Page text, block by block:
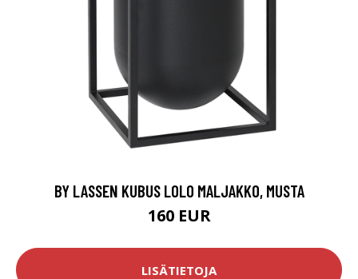
BY LASSEN KUBUS LOLO MALJAKKO, MUSTA
160 EUR
LISÄTIETOJA